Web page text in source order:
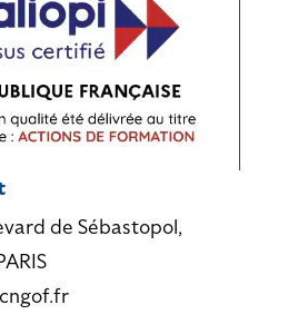
de Sébastopol,